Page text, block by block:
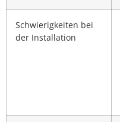
Schwierigkeiten bei
der Installation